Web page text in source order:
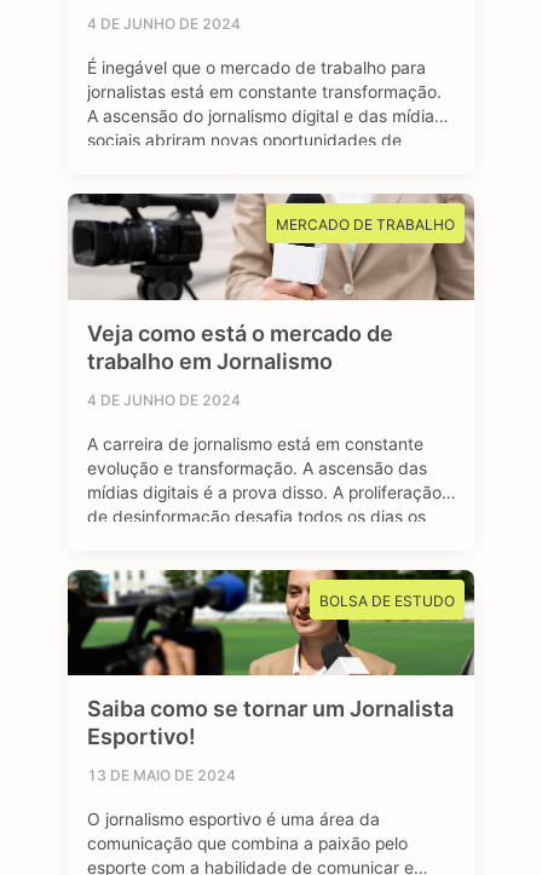
4 DE JUNHO DE 2024
É inegável que o mercado de trabalho para
jornalistas está em constante transformação.
A ascensão do jornalismo digital e das mídias
sociais abriram novas oportunidades de
jornalismo. A comunicação faz parte do nosso
dia a dia, e o jornalismo está longe de ser uma
das profissões extintas do mundo. …
MERCADO DE TRABALHO
Veja como está o mercado de
trabalho em Jornalismo
4 DE JUNHO DE 2024
A carreira de jornalismo está em constante
evolução e transformação. A ascensão das
mídias digitais é a prova disso. A proliferação
de desinformação desafia todos os dias os
uma sociedade livre e muito bem informada.
Mas apesar dos contras, o avanço das redes
…
BOLSA DE ESTUDO
Saiba como se tornar um Jornalista
Esportivo!
13 DE MAIO DE 2024
O jornalismo esportivo é uma área da
comunicação que combina a paixão pelo
esporte com a habilidade de comunicar e